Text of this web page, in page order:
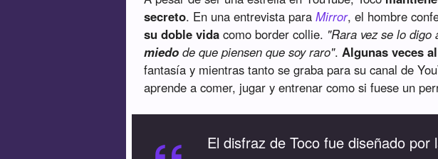
secreto. En una entrevista paraMirror, el hombre
su doble vida como border collie. "Rara vez se lo
miedo de que piensen que soy raro".Algunas veces
fantasía y mientras tanto se graba para su canal de
aprende a comer, jugar y entrenar como si fuese un
El disfraz de Toco fue diseñado por